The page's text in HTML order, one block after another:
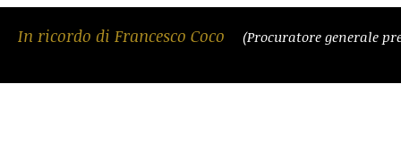
In ricordo di Francesco Coco (Procuratore generale